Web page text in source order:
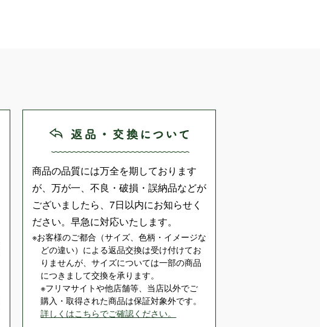
商品の品質には万全を期しております
が、万が一、不良・破損・誤納品などが
ございましたら、7日以内にお知らせく
ださい。早急に対応いたします。
お客様のご都合（サイズ、色柄・イメージな
どの違い）による返品交換は受け付けてお
りませんが、サイズについては一部の商品
につきまして交換を承ります。
※フリマサイトや他店舗等、当店以外でご
購入・取得された商品は保証対象外です。
詳しくはこちらでご確認ください。